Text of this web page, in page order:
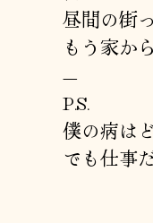
昼間の街
もう家か
—
P.S.
僕の病は
でも仕事